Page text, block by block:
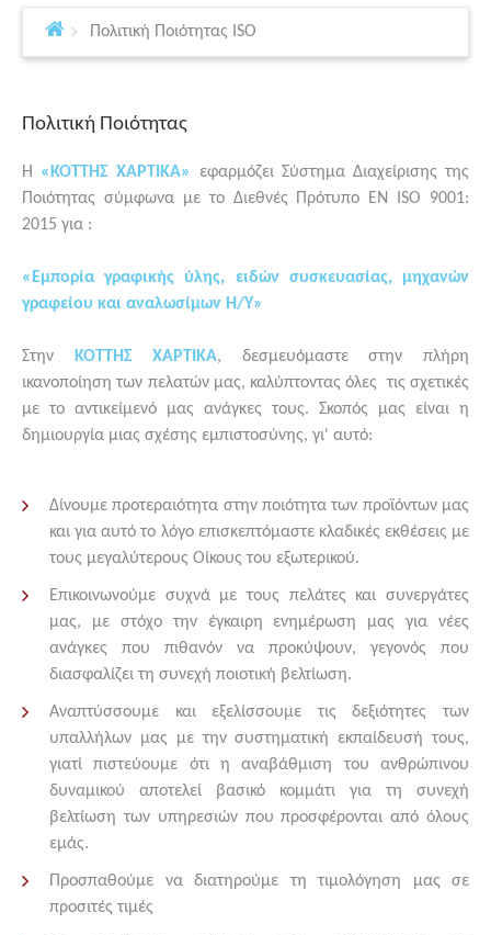
Πολιτική Ποιότητας ISO
Πολιτική Ποιότητας
Η «ΚΟΤΤΗΣ ΧΑΡΤΙΚΑ» εφαρμόζει Σύστημα Διαχείρισης της
Ποιότητας σύμφωνα με το Διεθνές Πρότυπο ΕΝ ISO 9001:
2015 για :
« Εμπορία γραφικής ύλης, ειδών συσκευασίας, μηχανών
γραφείου και αναλωσίμων Η/Υ»
Στην ΚΟΤΤΗΣ ΧΑΡΤΙΚΑ, δεσμευόμαστε στην πλήρη
ικανοποίηση των πελατών μας, καλύπτοντας όλες τις σχετικές
με το αντικείμενό μας ανάγκες τους. Σκοπός μας είναι η
δημιουργία μιας σχέσης εμπιστοσύνης, γι' αυτό:
Δίνουμε προτεραιότητα στην ποιότητα των προϊόντων μας
και για αυτό το λόγο επισκεπτόμαστε κλαδικές εκθέσεις με
τους μεγαλύτερους Οίκους του εξωτερικού.
Επικοινωνούμε συχνά με τους πελάτες και συνεργάτες
μας, με στόχο την έγκαιρη ενημέρωση μας για νέες
ανάγκες που πιθανόν να προκύψουν, γεγονός που
διασφαλίζει τη συνεχή ποιοτική βελτίωση.
Αναπτύσσουμε και εξελίσσουμε τις δεξιότητες των
υπαλλήλων μας με την συστηματική εκπαίδευσή τους,
γιατί πιστεύουμε ότι η αναβάθμιση του ανθρώπινου
δυναμικού αποτελεί βασικό κομμάτι για τη συνεχή
βελτίωση των υπηρεσιών που προσφέρονται από όλους
εμάς.
Προσπαθούμε να διατηρούμε τη τιμολόγηση μας σε
προσιτές τιμές